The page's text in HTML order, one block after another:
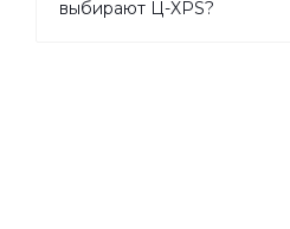
выбирают Ц-XPS?